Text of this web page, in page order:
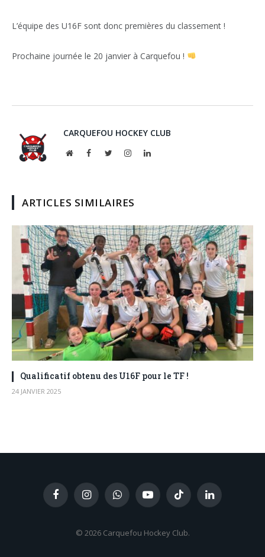
L’équipe des U16F sont donc premières du classement !
Prochaine journée le 20 janvier à Carquefou !
CARQUEFOU HOCKEY CLUB
WebsiteFacebookTwitterInstagramLinkedIn
ARTICLES SIMILAIRES
Qualificatif obtenu des U16F pour le TF !
24 JANVIER 2025
FacebookInstagramWhatsAppYouTubeTikTok LinkedIn
© 2026 Carquefou Hockey Club.